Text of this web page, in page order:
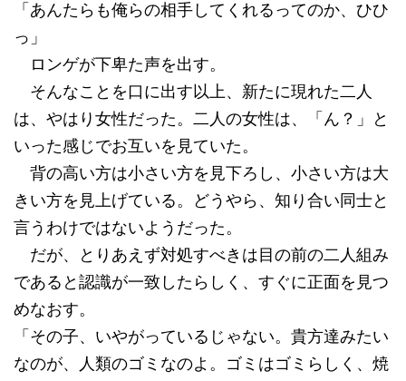
「あんたらも俺らの相手してくれるってのか、ひひ
っ」
ロンゲが下卑た声を出す。
そんなことを口に出す以上、新たに現れた二人
は、やはり女性だった。二人の女性は、「ん？」と
いった感じでお互いを見ていた。
背の高い方は小さい方を見下ろし、小さい方は大
きい方を見上げている。どうやら、知り合い同士と
言うわけではないようだった。
だが、とりあえず対処すべきは目の前の二人組み
であると認識が一致したらしく、すぐに正面を見つ
めなおす。
「その子、いやがっているじゃない。貴方達みたい
なのが、人類のゴミなのよ。ゴミはゴミらしく、焼